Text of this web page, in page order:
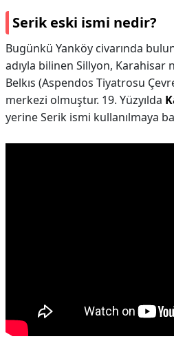
Serik eski ismi nedir?
Bugünkü Yanköy civarında
adıyla bilinen Sillyon, Karahisar
Belkıs (Aspendos Tiyatrosu
merkezi olmuştur. 19. Yüzyılda
yerine Serik ismi kullanılmaya